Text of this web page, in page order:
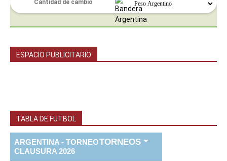
ESPACIO PUBLICITARIO
TABLA DE FUTBOL